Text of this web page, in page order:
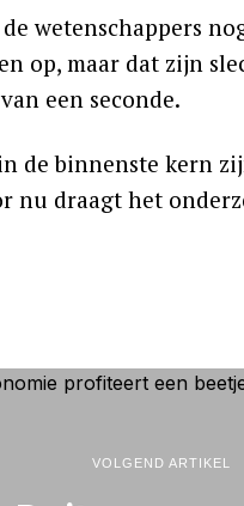
wetenschappers
op, maar dat zijn
een seconde.
de binnenste kern
nu draagt het
VOLGEND ARTIKEL